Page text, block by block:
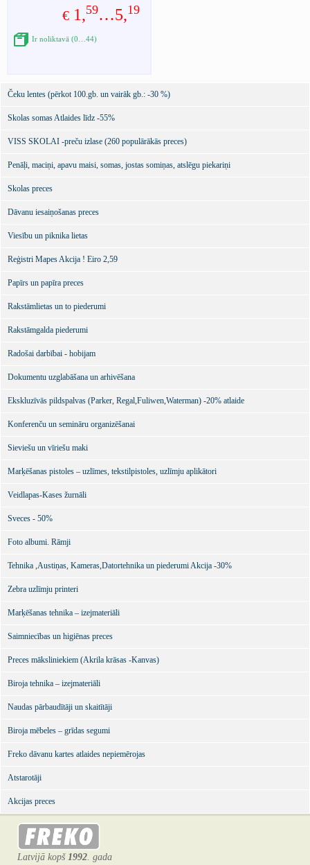
€ 1,59…5,19
Ir noliktavā (0…44)
Čeku lentes (pērkot 100.gb. un vairāk gb.: -30 %)
Skolas somas Atlaides līdz -55%
VISS SKOLAI -preču izlase (260 populārākās preces)
Penāļi, maciņi, apavu maisi, somas, jostas somiņas, atslēgu piekariņi
Skolas preces
Dāvanu iesaiņošanas preces
Viesību un piknika lietas
Reģistri Mapes Akcija ! Eiro 2,59
Papīrs un papīra preces
Rakstāmlietas un to piederumi
Rakstāmgalda piederumi
Radošai darbībai - hobijam
Dokumentu uzglabāšana un arhivēšana
Ekskluzīvās pildspalvas (Parker, Regal,Fuliwen,Waterman) -20% atlaide
Konferenču un semināru organizēšanai
Sieviešu un vīriešu maki
Marķēšanas pistoles – uzlīmes, tekstilpistoles, uzlīmju aplikātori
Veidlapas-Kases žurnāli
Sveces - 50%
Foto albumi. Rāmji
Tehnika ,Austiņas, Kameras,Datortehnika un piederumi Akcija -30%
Zebra uzlīmju printeri
Marķēšanas tehnika – izejmateriāli
Saimniecības un higiēnas preces
Preces māksliniekiem (Akrila krāsas -Kanvas)
Biroja tehnika – izejmateriāli
Naudas pārbaudītāji un skaitītāji
Biroja mēbeles – grīdas segumi
Freko dāvanu kartes atlaides nepiemērojas
Atstarotāji
Akcijas preces
Latvijā kopš 1992. gada